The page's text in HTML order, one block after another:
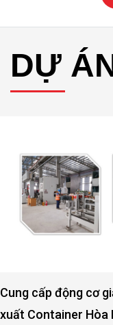
DỰ
Cung cấp động cơ
xuất Container Hòa